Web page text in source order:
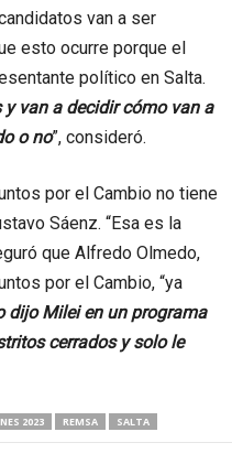
van a ser
esto ocurre porque el
político en Salta.
y van a decidir cómo van a
o no”, consideró.
por el Cambio no tiene
Sáenz. “Esa es la
que Alfredo Olmedo,
por el Cambio, “ya
dijo Milei en un programa
cerrados y solo le
2023 REMSA SALTA